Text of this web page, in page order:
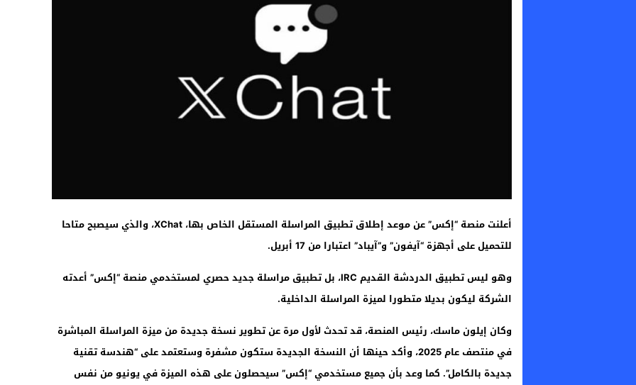
أعلنت منصة “إكس” عن موعد إطلاق تطبيق المراسلة المستقل الخاص بها، XChat، والذي سيصبح متاحا
للتحميل على أجهزة “آيفون” و”آيباد” اعتبارا من 17 أبريل.
وهو ليس تطبيق الدردشة القديم IRC، بل تطبيق مراسلة جديد حصري لمستخدمي منصة “إكس” أعدته
الشركة ليكون بديلا متطورا لميزة المراسلة الداخلية.
وكان إيلون ماسك، رئيس المنصة، قد تحدث لأول مرة عن تطوير نسخة جديدة من ميزة المراسلة المباشرة
في منتصف عام 2025، وأكد حينها أن النسخة الجديدة ستكون مشفرة وستعتمد على “هندسة تقنية
جديدة بالكامل”. كما وعد بأن جميع مستخدمي “إكس” سيحصلون على هذه الميزة في يونيو من نفس